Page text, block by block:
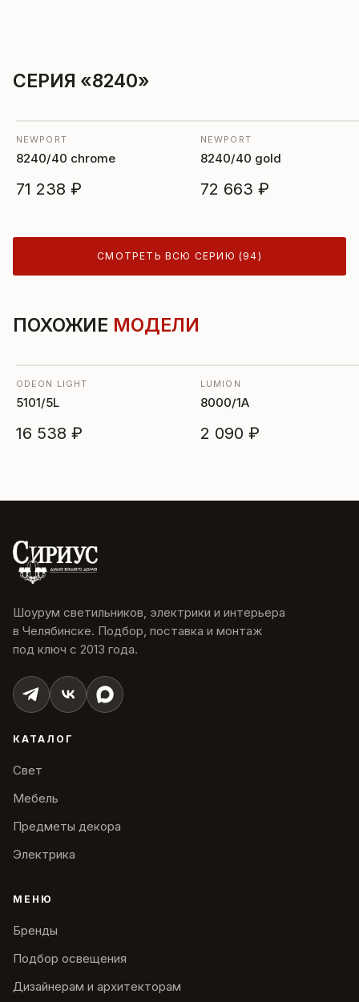
СЕРИЯ «8240»
NEWPORT
8240/40 chrome
71 238 ₽
NEWPORT
8240/40 gold
72 663 ₽
СМОТРЕТЬ ВСЮ СЕРИЮ (94)
ПОХОЖИЕ МОДЕЛИ
ODEON LIGHT
5101/5L
16 538 ₽
LUMION
8000/1A
2 090 ₽
Шоурум светильников, электрики и интерьера
в Челябинске. Подбор, поставка и монтаж
под ключ с 2013 года.
КАТАЛОГ
Свет
Мебель
Предметы декора
Электрика
МЕНЮ
Бренды
Подбор освещения
Дизайнерам и архитекторам